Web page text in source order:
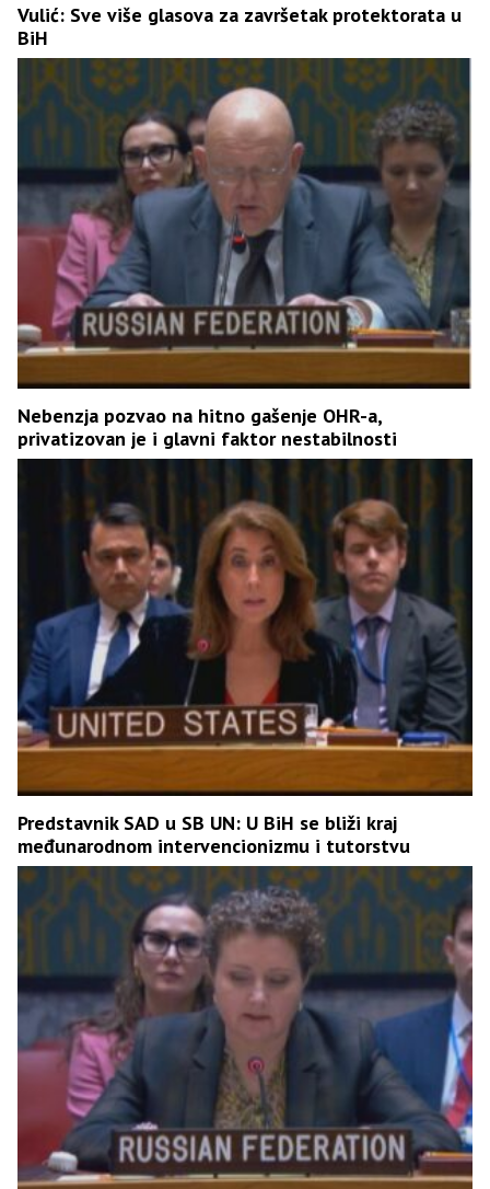
Vulić: Sve više glasova za završetak protektorata u
BiH
Nebenzja pozvao na hitno gašenje OHR-a,
privatizovan je i glavni faktor nestabilnosti
Predstavnik SAD u SB UN: U BiH se bliži kraj
međunarodnom intervencionizmu i tutorstvu